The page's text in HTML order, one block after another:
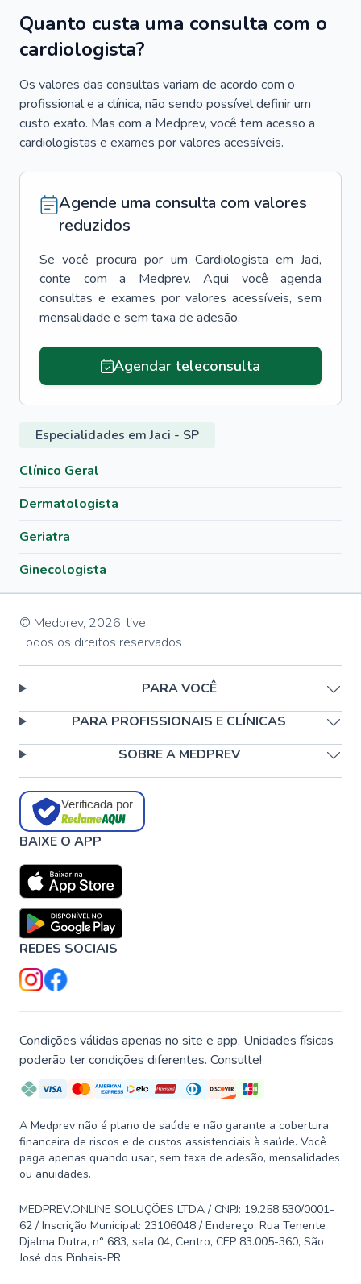
Quanto custa uma consulta com o
cardiologista?
Os valores das consultas variam de acordo com o
profissional e a clínica, não sendo possível definir um
custo exato. Mas com a Medprev, você tem acesso a
cardiologistas e exames por valores acessíveis.
Agende uma consulta com valores
reduzidos
Se você procura por um Cardiologista em Jaci,
conte com a Medprev. Aqui você agenda
consultas e exames por valores acessíveis, sem
mensalidade e sem taxa de adesão.
Agendar teleconsulta
Especialidades em Jaci - SP
Clínico Geral
Dermatologista
Geriatra
Ginecologista
© Medprev, 2026, live
Todos os direitos reservados
PARA VOCÊ
PARA PROFISSIONAIS E CLÍNICAS
SOBRE A MEDPREV
Verificada por
BAIXE O APP
REDES SOCIAIS
Condições válidas apenas no site e app. Unidades físicas
poderão ter condições diferentes. Consulte!
A Medprev não é plano de saúde e não garante a cobertura
financeira de riscos e de custos assistenciais à saúde. Você
paga apenas quando usar, sem taxa de adesão, mensalidades
ou anuidades.
MEDPREV.ONLINE SOLUÇÕES LTDA / CNPJ: 19.258.530/0001-
62 / Inscrição Municipal: 23106048 / Endereço: Rua Tenente
Djalma Dutra, n° 683, sala 04, Centro, CEP 83.005-360, São
José dos Pinhais-PR